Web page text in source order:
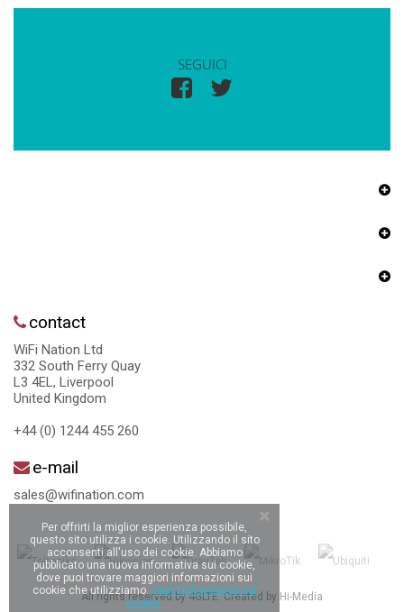
SEGUICI
contact
WiFi Nation Ltd
332 South Ferry Quay
L3 4EL, Liverpool
United Kingdom
+44 (0) 1244 455 260
e-mail
sales@wifination.com
All rights reserved by 4GLTE. Created by Hi-Media
Per offrirti la miglior esperienza possibile,
questo sito utilizza i cookie. Utilizzando il sito
acconsenti all'uso dei cookie. Abbiamo
pubblicato una nuova informativa sui cookie,
dove puoi trovare maggiori informazioni sui
cookie che utilizziamo. Vedi l'informativa sui
cookie.